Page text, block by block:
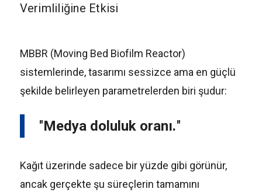
Verimliliğine Etkisi
MBBR (Moving Bed Biofilm Reactor)
sistemlerinde, tasarımı sessizce ama en güçlü
şekilde belirleyen parametrelerden biri şudur:
Medya doluluk oranı.
Kağıt üzerinde sadece bir yüzde gibi görünür,
ancak gerçekte şu süreçlerin tamamını